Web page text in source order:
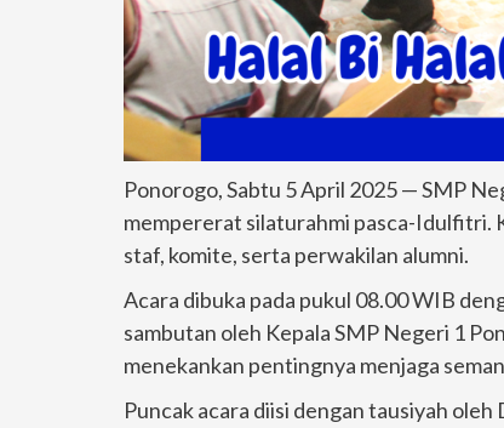
Ponorogo, Sabtu 5 April 2025 — SMP
mempererat silaturahmi pasca-Idulfitri.
staf, komite, serta perwakilan alumni.
Acara dibuka pada pukul 08.00 WIB
sambutan oleh Kepala SMP Negeri 1
menekankan pentingnya menjaga
Puncak acara diisi dengan tausiyah